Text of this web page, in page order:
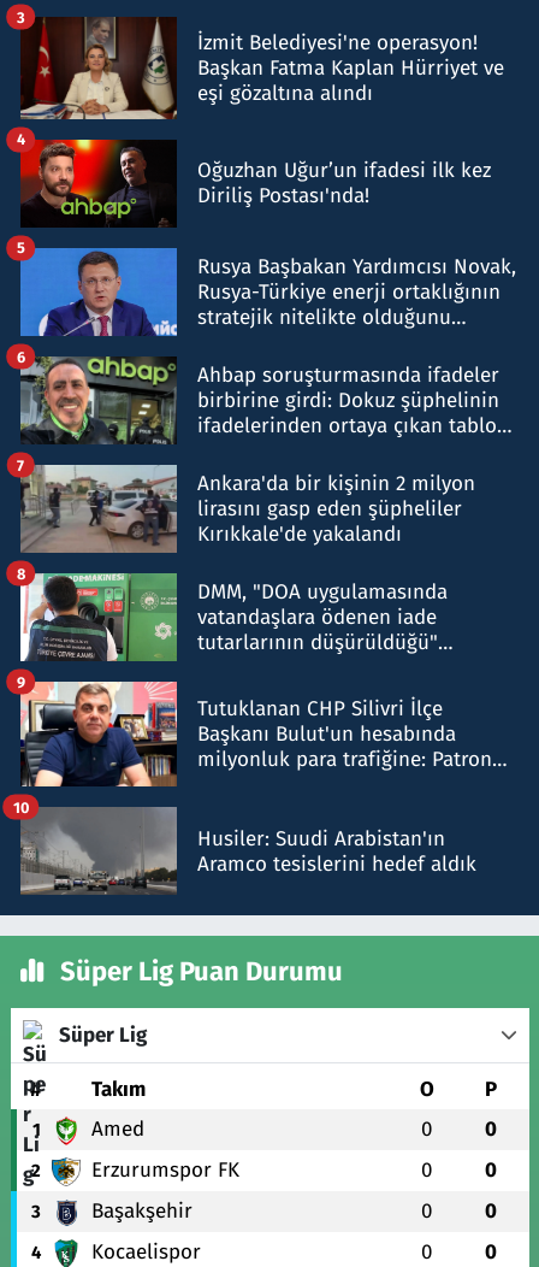
İzmit Belediyesi'ne operasyon!
Başkan Fatma Kaplan Hürriyet ve
eşi gözaltına alındı
3
Oğuzhan Uğur’un ifadesi ilk kez
Diriliş Postası'nda!
4
Rusya Başbakan Yardımcısı Novak,
Rusya-Türkiye enerji ortaklığının
stratejik nitelikte olduğunu
5
Ahbap soruşturmasında ifadeler
birbirine girdi: Dokuz şüphelinin
ifadelerinden ortaya çıkan tablo
6
Ankara'da bir kişinin 2 milyon
lirasını gasp eden şüpheliler
Kırıkkale'de yakalandı
7
DMM, "DOA uygulamasında
vatandaşlara ödenen iade
tutarlarının düşürüldüğü"
8
Tutuklanan CHP Silivri İlçe
Başkanı Bulut'un hesabında
milyonluk para trafiğine: Patron
9
Husiler: Suudi Arabistan'ın
Aramco tesislerini hedef aldık
10
Süper Lig Puan Durumu
Süper Lig
# Takım O P
1 Amed 0 0
2 Erzurumspor FK 0 0
3 Başakşehir 0 0
4 Kocaelispor 0 0